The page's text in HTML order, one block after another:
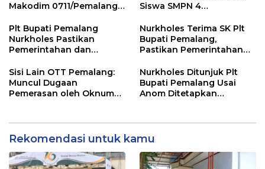
Makodim 0711/Pemalang
Desa
Siswa SMPN 4
Dunia
Plt Bupati Pemalang
Nurkholes Pastikan
Pemerintahan dan
Berjalan
Nurkholes Terima SK Plt
Bupati Pemalang,
Pastikan Pemerintahan
Sisi Lain OTT Pemalang:
Muncul Dugaan
Pemerasan oleh Oknum
Nurkholes Ditunjuk Plt
Bupati Pemalang Usai
Anom Ditetapkan
Rekomendasi untuk kamu